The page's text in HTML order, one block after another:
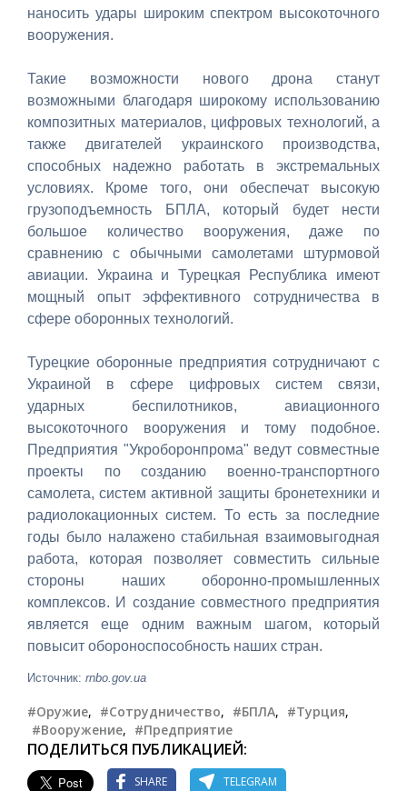
наносить удары широким спектром высокоточного
вооружения.
Такие возможности нового дрона станут
возможными благодаря широкому использованию
композитных материалов, цифровых технологий, а
также двигателей украинского производства,
способных надежно работать в экстремальных
условиях. Кроме того, они обеспечат высокую
грузоподъемность БПЛА, который будет нести
большое количество вооружения, даже по
сравнению с обычными самолетами штурмовой
авиации. Украина и Турецкая Республика имеют
мощный опыт эффективного сотрудничества в
сфере оборонных технологий.
Турецкие оборонные предприятия сотрудничают с
Украиной в сфере цифровых систем связи,
ударных беспилотников, авиационного
высокоточного вооружения и тому подобное.
Предприятия "Укроборонпрома" ведут совместные
проекты по созданию военно-транспортного
самолета, систем активной защиты бронетехники и
радиолокационных систем. То есть за последние
годы было налажено стабильная взаимовыгодная
работа, которая позволяет совместить сильные
стороны наших оборонно-промышленных
комплексов. И создание совместного предприятия
является еще одним важным шагом, который
повысит обороноспособность наших стран.
Источник: rnbo.gov.ua
#Оружие, #Сотрудничество, #БПЛА, #Турция,
#Вооружение, #Предприятие
ПОДЕЛИТЬСЯ ПУБЛИКАЦИЕЙ:
SHARE TELEGRAM